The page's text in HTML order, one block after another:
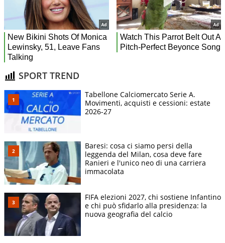
SPORT TREND
Tabellone Calciomercato Serie A.
Movimenti, acquisti e cessioni: estate
2026-27
Baresi: cosa ci siamo persi della
leggenda del Milan, cosa deve fare
Ranieri e l'unico neo di una carriera
immacolata
FIFA elezioni 2027, chi sostiene Infantino
e chi può sfidarlo alla presidenza: la
nuova geografia del calcio